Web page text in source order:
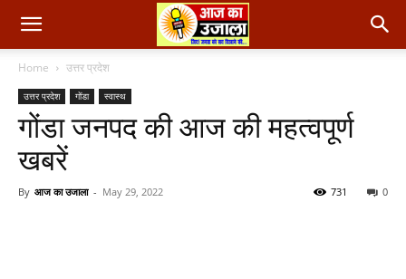
Home उत्तर प्रदेश
उत्तर प्रदेश गोंडा स्वास्थ
गोंडा जनपद की आज की महत्वपूर्ण
खबरें
By आज का उजाला - May 29, 2022 0
731